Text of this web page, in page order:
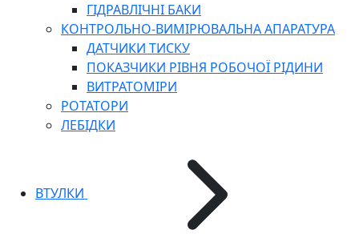
ГІДРАВЛІЧНІ БАКИ
КОНТРОЛЬНО-ВИМІРЮВАЛЬНА АПАРАТУРА
ДАТЧИКИ ТИСКУ
ПОКАЗЧИКИ РІВНЯ РОБОЧОЇ РІДИНИ
ВИТРАТОМІРИ
РОТАТОРИ
ЛЕБІДКИ
ВТУЛКИ